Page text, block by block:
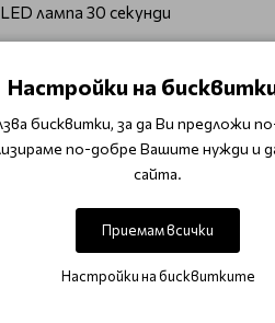
лампа 30 секунди
или с LED лампа 30 секунди
лампа 30 секунди
лепкавия слой
го поставете върху нокътя
без да наранявате нокътя
Настройки на
бисквитки, за да Ви предложи
по-добре Вашите нужди и
сайта.
Приемам всички
Настройки на бисквитките